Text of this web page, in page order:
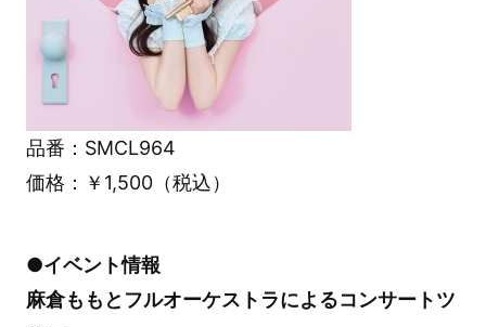
品番：SMCL964
価格：￥1,500（税込）
●イベント情報
麻倉ももとフルオーケストラによるコンサートツ